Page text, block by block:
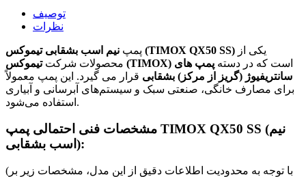
توصیف
نظرات
پمپ نیم اسب بشقابی تیموکس (TIMOX QX50 SS)
محصولات شرکت تیموکس (TIMOX) است که در دسته پمپ های
سانتریفیوژ (گریز از مرکز) بشقابی قرار می گیرد. این پمپ معمولاً
برای مصارف خانگی، صنعتی سبک و سیستم‌های آبرسانی و آبیاری
استفاده می‌شود.
مشخصات فنی احتمالی پمپ TIMOX QX50 SS (نیم
اسب بشقابی):
(با توجه به محدودیت اطلاعات دقیق از این مدل، مشخصات زیر بر